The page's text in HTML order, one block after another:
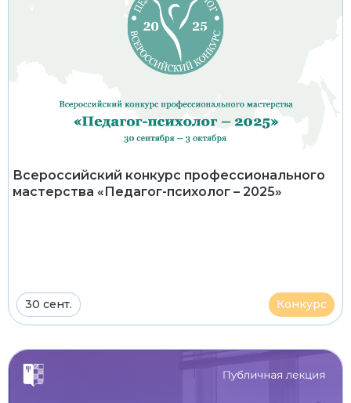
Всероссийский конкурс профессионального
мастерства «Педагог-психолог – 2025»
30 сент. Конкурс